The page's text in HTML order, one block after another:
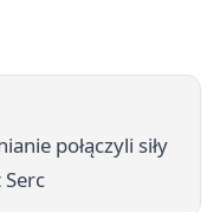
połączyli siły